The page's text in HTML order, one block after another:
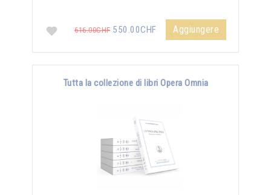
616.00CHF550.00CHF Aggiungere
Tutta la collezione di libri Opera Omnia